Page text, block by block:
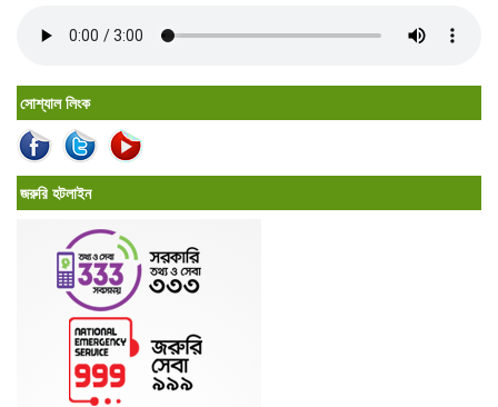
সোশ্যাল লিংক
জরুরি হটলাইন